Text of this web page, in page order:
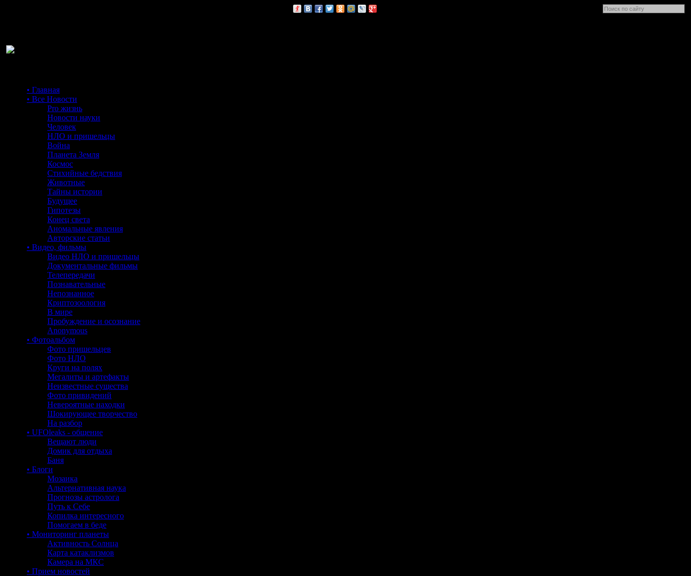
• Главная
• Все Новости
Pro жизнь
Новости науки
Человек
НЛО и пришельцы
Война
Планета Земля
Космос
Стихийные бедствия
Животные
Тайны истории
Будущее
Гипотезы
Конец света
Аномальные явления
Авторские статьи
• Видео, фильмы
Видео НЛО и пришельцы
Документальные фильмы
Телепередачи
Познавательные
Непознанное
Криптозоология
В мире
Пробуждение и осознание
Anonymous
• Фотоальбом
Фото пришельцев
Фото НЛО
Круги на полях
Мегалиты и артефакты
Неизвестные существа
Фото привидений
Невероятные находки
Шокирующее творчество
На разбор
• UFOleaks - общение
Вещают люди
Домик для отдыха
Баня
• Блоги
Мозаика
Альтернативная наука
Прогнозы астролога
Путь к Себе
Копилка интересного
Помогаем в беде
• Мониторинг планеты
Активность Солнца
Карта катаклизмов
Камера на МКС
• Прием новостей